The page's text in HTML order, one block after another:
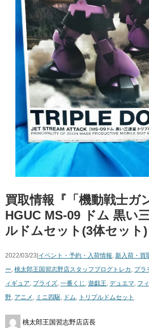
買取情報『「機動戦士ガ
​HGUC ​MS-09 ​ドム ​黒い
ルドムセット(3体セット)
2022/03/23| イベント・予約・入荷情報, 新入荷・買
ー, 桃太郎王国習志野店スタッフブログ トレカ , プラ
ィギュア, プライズ, 一番くじ , 遊戯王, デュエマ, フ
野, アニメ , ミニ四駆, ドム, トリプルドムセット
桃太郎王国習志野店店長